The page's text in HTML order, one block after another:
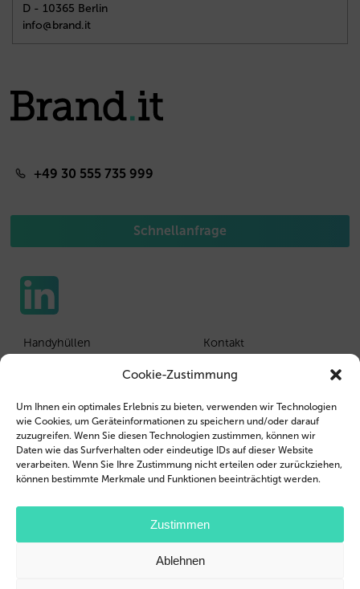
Cookie-Zustimmung
Um Ihnen ein optimales Erlebnis zu bieten, verwenden wir Technologien
wie Cookies, um Geräteinformationen zu speichern und/oder darauf
zuzugreifen. Wenn Sie diesen Technologien zustimmen, können wir
Daten wie das Surfverhalten oder eindeutige IDs auf dieser Website
verarbeiten. Wenn Sie Ihre Zustimmung nicht erteilen oder zurückziehen,
können bestimmte Merkmale und Funktionen beeinträchtigt werden.
Zustimmen
Ablehnen
D - 10365 Berlin
info@brand.it
+49 30 555 735 999
Schnellanfrage
Handyhüllen
Wiederverkäufer
Unternehmensprofil
Jobs
Kontakt
Kunden Login
Impressum
AGB
Datenschutzerklärung
Apple Inc., die in den USA und weiteren Ländern eingetragen sind.